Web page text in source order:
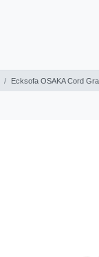
Ecksofa OSAKA Cord